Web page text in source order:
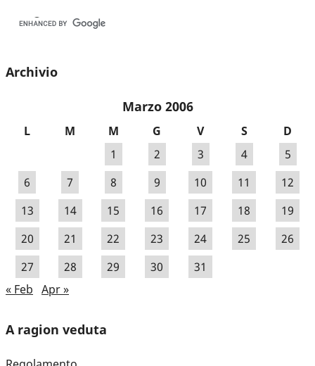
Archivio
Marzo 2006
L M M G V S
D
1
2 3 4
5
6
7 8 9 10 11
12
13
14 15 16 17 18
19
20
21 22 23 24 25
26
27
28 29 30
31
« Feb Apr »
A ragion veduta